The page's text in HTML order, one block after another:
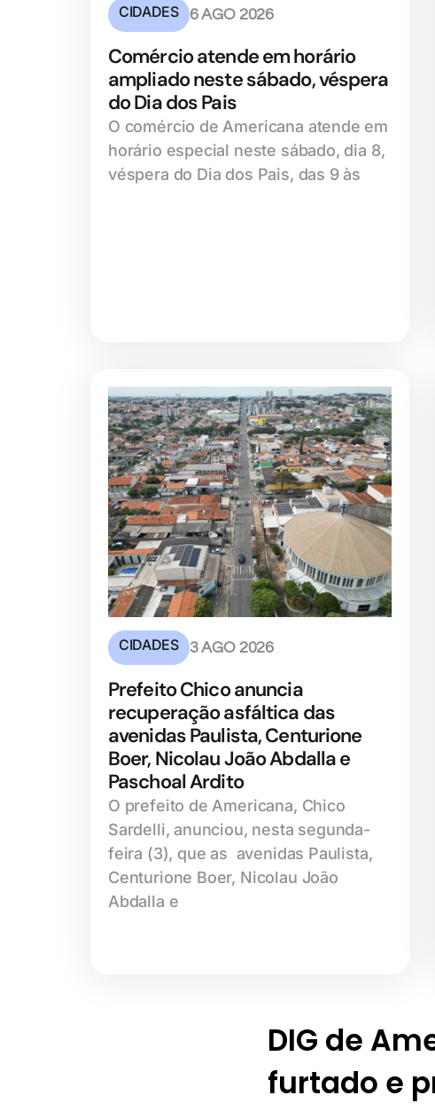
CIDADES 6 AGO 2026
Comércio atende em horário
ampliado neste sábado, véspera
do Dia dos Pais
O comércio de Americana atende em
horário especial neste sábado, dia 8,
véspera do Dia dos Pais, das 9 às
CIDADES 3 AGO 2026
Prefeito Chico anuncia
recuperação asfáltica das
avenidas Paulista, Centurione
Boer, Nicolau João Abdalla e
Paschoal Ardito
O prefeito de Americana, Chico
Sardelli, anunciou, nesta segunda-
feira (3), que as avenidas Paulista,
Centurione Boer, Nicolau João
Abdalla e
DIG de
furtado e